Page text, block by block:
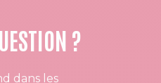
?
dans les